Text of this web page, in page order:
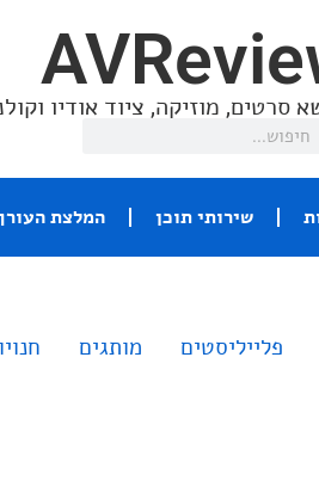
סרטים, מוזיקה, ציוד אודיו
שירותי תוכן המלצת
פלייליסטים מותגים